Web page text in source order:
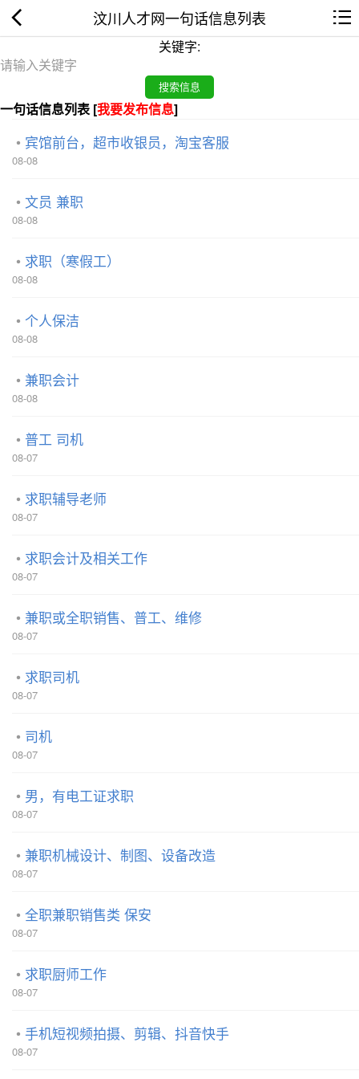
汶川人才网一句话信息列表
关键字:
一句话信息列表 [我要发布信息]
宾馆前台，超市收银员，淘宝客服
08-08
文员 兼职
08-08
求职（寒假工）
08-08
个人保洁
08-08
兼职会计
08-08
普工 司机
08-07
求职辅导老师
08-07
求职会计及相关工作
08-07
兼职或全职销售、普工、维修
08-07
求职司机
08-07
司机
08-07
男，有电工证求职
08-07
兼职机械设计、制图、设备改造
08-07
全职兼职销售类 保安
08-07
求职厨师工作
08-07
手机短视频拍摄、剪辑、抖音快手
08-07